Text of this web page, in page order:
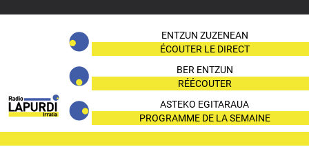
ENTZUN ZUZENEAN
ÉCOUTER LE DIRECT
BER ENTZUN
RÉÉCOUTER
ASTEKO EGITARAUA
PROGRAMME DE LA SEMAINE